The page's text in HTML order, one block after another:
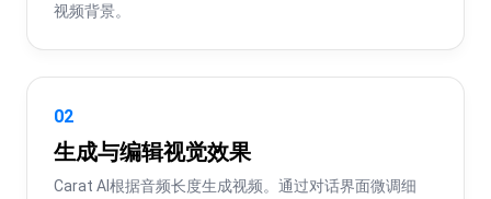
视频背景。
02
生成与编辑视觉效果
Carat AI根据音频长度生成视频。通过对话界面微调细